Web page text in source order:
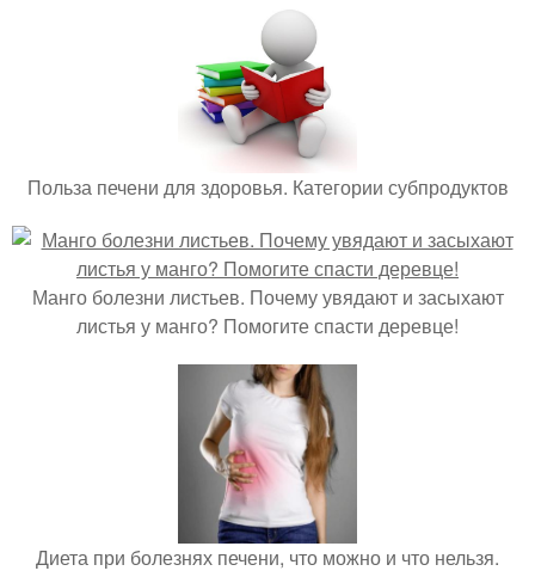
Польза печени для здоровья. Категории субпродуктов
Манго болезни листьев. Почему увядают и засыхают
листья у манго? Помогите спасти деревце!
Диета при болезнях печени, что можно и что нельзя.